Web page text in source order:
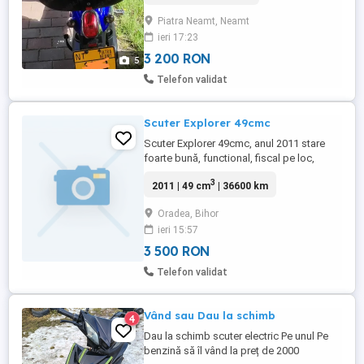
5
Piatra Neamt, Neamt
ieri 17:23
3 200 RON
Telefon validat
Scuter Explorer 49cmc
Scuter Explorer 49cmc, anul 2011 stare
foarte bună, functional, fiscal pe loc,
conform vârstei. Nu sunați daca vreți sa
Bonus 2 caschete : 1- mărime M , 1-
mărime S + husă. Fără schimburi!!!
2011 | 49 cm3 | 36600 km
Oradea, Bihor
ieri 15:57
3 500 RON
Telefon validat
4 Vând sau Dau la schimb
Dau la schimb scuter electric Pe unul Pe
benzină să îl vând la preț de 2000